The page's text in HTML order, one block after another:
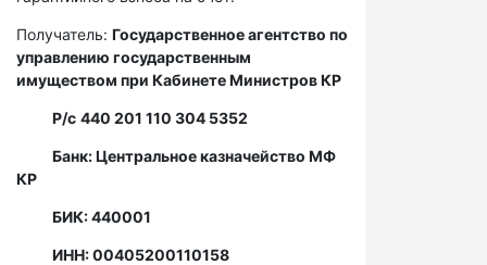
Получатель: Государственное агентство по
управлению государственным
имуществом при Кабинете Министров КР
Р/с 440 201 110 304 5352
Банк: Центральное казначейство МФ
КР
БИК: 440001
ИНН: 00405200110158